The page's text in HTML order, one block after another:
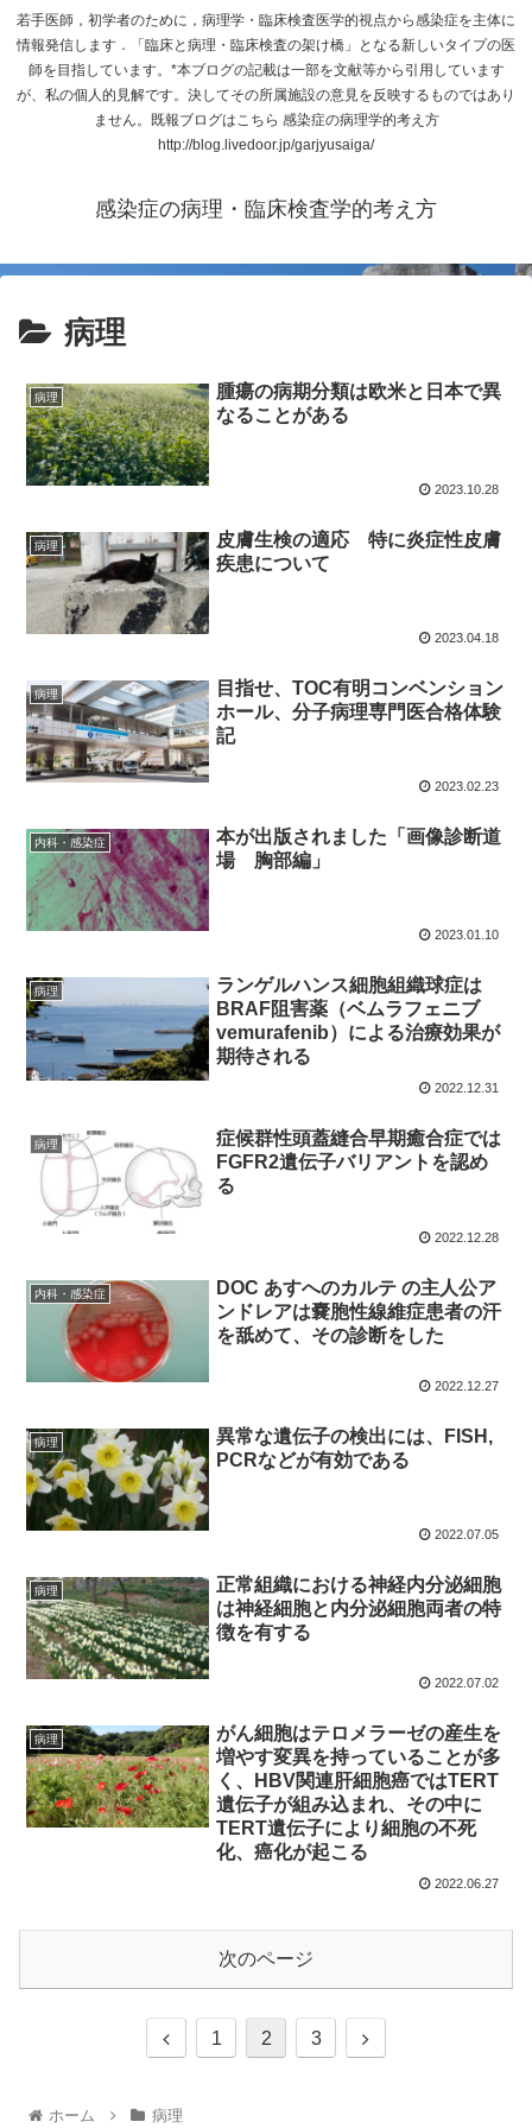
若手医師，初学者のために，病理学・臨床検査医学的視点から感染症を主体に
情報発信します．「臨床と病理・臨床検査の架け橋」となる新しいタイプの医
師を目指しています。*本ブログの記載は一部を文献等から引用しています
が、私の個人的見解です。決してその所属施設の意見を反映するものではあり
ません。既報ブログはこちら 感染症の病理学的考え方
http://blog.livedoor.jp/garjyusaiga/
感染症の病理・臨床検査学的考え方
病理
病理
腫瘍の病期分類は欧米と日本で異
なることがある
2023.10.28
病理
皮膚生検の適応 特に炎症性皮膚
疾患について
2023.04.18
病理
目指せ、TOC有明コンベンション
ホール、分子病理専門医合格体験
記
2023.02.23
内科・感染症
本が出版されました「画像診断道
場 胸部編」
2023.01.10
病理
ランゲルハンス細胞組織球症は
BRAF阻害薬（ベムラフェニブ
vemurafenib）による治療効果が
期待される
2022.12.31
病理
症候群性頭蓋縫合早期癒合症では
FGFR2遺伝子バリアントを認め
る
2022.12.28
内科・感染症
DOC あすへのカルテ の主人公ア
ンドレアは嚢胞性線維症患者の汗
を舐めて、その診断をした
2022.12.27
病理
異常な遺伝子の検出には、FISH,
PCRなどが有効である
2022.07.05
病理
正常組織における神経内分泌細胞
は神経細胞と内分泌細胞両者の特
徴を有する
2022.07.02
病理
がん細胞はテロメラーゼの産生を
増やす変異を持っていることが多
く、HBV関連肝細胞癌ではTERT
遺伝子が組み込まれ、その中に
TERT遺伝子により細胞の不死
化、癌化が起こる
2022.06.27
次のページ
1 2 3
ホーム 病理